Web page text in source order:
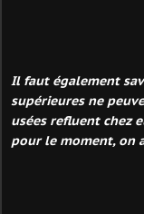
Il faut également
supérieures ne
usées refluent chez
pour le moment, on